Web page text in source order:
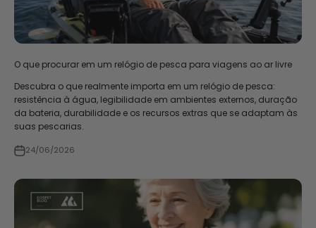
O que procurar em um relógio de pesca para viagens ao ar livre
Descubra o que realmente importa em um relógio de pesca:
resistência à água, legibilidade em ambientes externos, duração
da bateria, durabilidade e os recursos extras que se adaptam às
suas pescarias.
24/06/2026